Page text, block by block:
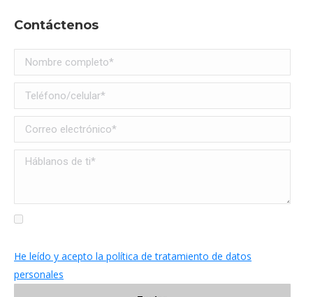
Contáctenos
He leído y acepto la política de tratamiento de datos
personales